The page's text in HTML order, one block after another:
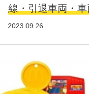
線・引退車両・
2023.09.26